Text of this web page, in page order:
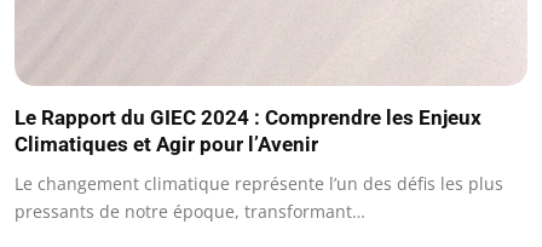
Le Rapport du GIEC 2024 : Comprendre les Enjeux
Climatiques et Agir pour l’Avenir
Le changement climatique représente l’un des défis les plus
pressants de notre époque, transformant…